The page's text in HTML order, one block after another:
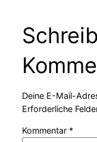
Deine E-Mail-
Erforderliche
Kommentar *